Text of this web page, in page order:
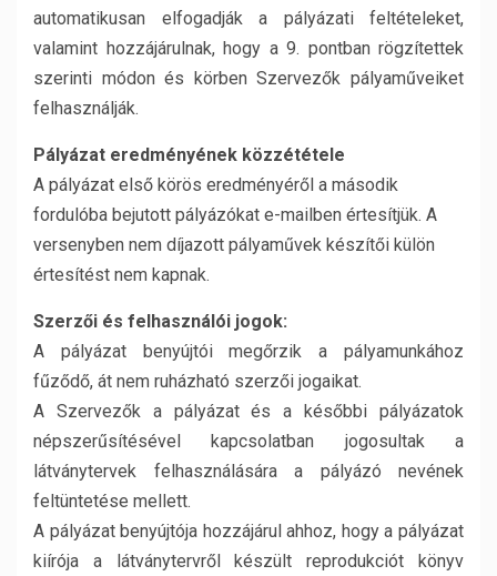
automatikusan elfogadják a pályázati feltételeket,
valamint hozzájárulnak, hogy a 9. pontban rögzítettek
szerinti módon és körben Szervezők pályaműveiket
felhasználják.
Pályázat eredményének közzététele
A pályázat első körös eredményéről a második
fordulóba bejutott pályázókat e-mailben értesítjük. A
versenyben nem díjazott pályaművek készítői külön
értesítést nem kapnak.
Szerzői és felhasználói jogok:
A pályázat benyújtói megőrzik a pályamunkához
fűződő, át nem ruházható szerzői jogaikat.
A Szervezők a pályázat és a későbbi pályázatok
népszerűsítésével kapcsolatban jogosultak a
látványtervek felhasználására a pályázó nevének
feltüntetése mellett.
A pályázat benyújtója hozzájárul ahhoz, hogy a pályázat
kiírója a látványtervről készült reprodukciót könyv